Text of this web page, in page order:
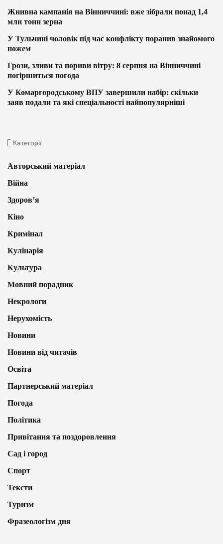
Жнивна кампанія на Вінниччині: вже зібрали понад 1,4
млн тонн зерна
У Тульчині чоловік під час конфлікту поранив знайомого
ножем
Грози, зливи та пориви вітру: 8 серпня на Вінниччині
погіршиться погода
У Комаргородському ВПУ завершили набір: скільки
заяв подали та які спеціальності найпопулярніші
Категорії
Авторський матеріал
Війна
Здоров’я
Кіно
Кримінал
Кулінарія
Культура
Мовний порадник
Некрологи
Нерухомість
Новини
Новини від читачів
Освіта
Партнерський матеріал
Погода
Політика
Привітання та поздоровлення
Сад і город
Спорт
Тексти
Туризм
Фразеологізм дня